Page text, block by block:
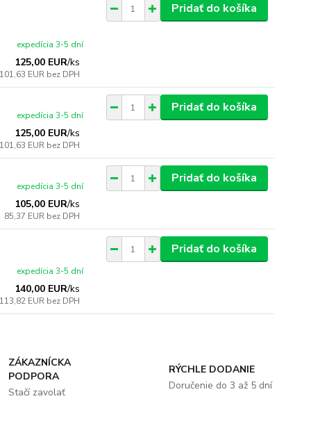
125,00 EUR/ks
101,63 EUR bez DPH
expedícia 3-5 dní
Pridať do košíka
125,00 EUR/ks
101,63 EUR bez DPH
expedícia 3-5 dní
Pridať do košíka
105,00 EUR/ks
85,37 EUR bez DPH
expedícia 3-5 dní
Pridať do košíka
140,00 EUR/ks
113,82 EUR bez DPH
expedícia 3-5 dní
Pridať do košíka
ZÁKAZNÍCKA
PODPORA
Stačí zavolať
RÝCHLE DODANIE
Doručenie do 3 až 5 dní